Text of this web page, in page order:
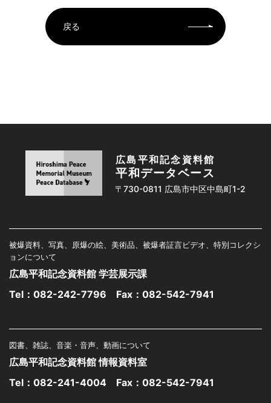
戻る
広島平和記念資料館
平和データベース
〒730-0811 広島市中区中島町1-2
被爆資料、写真、原爆の絵、美術品、被爆者証言ビデオ、特別コレクシ
ョンについて
広島平和記念資料館 学芸展示課
Tel： 082-242-7796 Fax：082-542-7941
図書、雑誌、音楽・音声、動画について
広島平和記念資料館 情報資料室
Tel： 082-241-4004 Fax：082-542-7941